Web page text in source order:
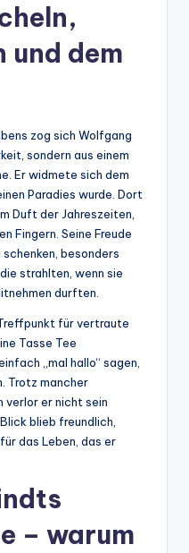
und dem
zog sich Wolfgang
sondern aus einem
Er widmete sich dem
Paradies wurde. Dort
Duft der Jahreszeiten,
Fingern. Seine Freude
besonders
strahlten, wenn sie
durften.
für vertraute
Tasse Tee
„mal hallo“ sagen,
Trotz mancher
verlor er nicht sein
blieb freundlich,
das Leben, das er
– warum